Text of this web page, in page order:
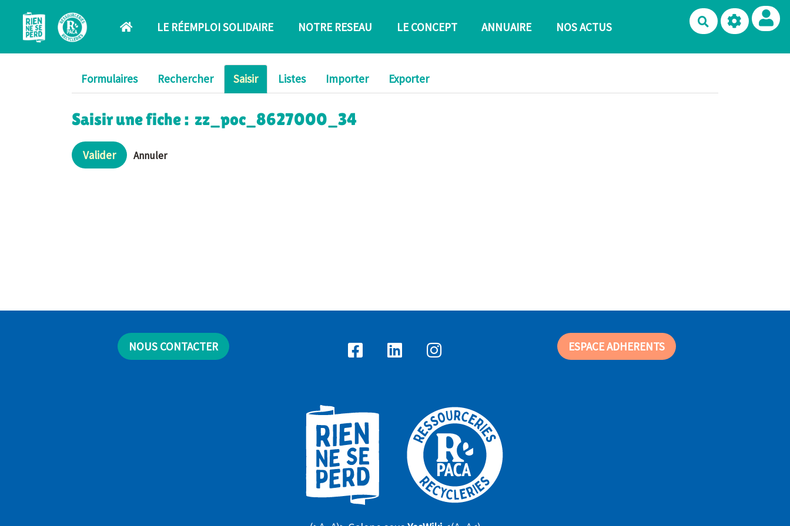
Aller au contenu principal
LE RÉEMPLOI SOLIDAIRE
NOTRE RESEAU LE CONCEPT ANNUAIRE NOS ACTUS Rechercher
Formulaires Rechercher Saisir Listes Importer Exporter
Saisir une fiche : zz_poc_8627000_34
Valider Annuler
NOUS CONTACTER ESPACE ADHERENTS